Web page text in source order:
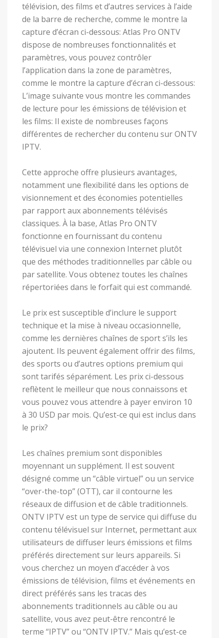
télévision, des films et d’autres services à l’aide
de la barre de recherche, comme le montre la
capture d’écran ci-dessous: Atlas Pro ONTV
dispose de nombreuses fonctionnalités et
paramètres, vous pouvez contrôler
l’application dans la zone de paramètres,
comme le montre la capture d’écran ci-dessous:
L’image suivante vous montre les commandes
de lecture pour les émissions de télévision et
les films: Il existe de nombreuses façons
différentes de rechercher du contenu sur ONTV
IPTV.
Cette approche offre plusieurs avantages,
notamment une flexibilité dans les options de
visionnement et des économies potentielles
par rapport aux abonnements télévisés
classiques. À la base, Atlas Pro ONTV
fonctionne en fournissant du contenu
télévisuel via une connexion Internet plutôt
que des méthodes traditionnelles par câble ou
par satellite. Vous obtenez toutes les chaînes
répertoriées dans le forfait qui est commandé.
Le prix est susceptible d’inclure le support
technique et la mise à niveau occasionnelle,
comme les dernières chaînes de sport s’ils les
ajoutent. Ils peuvent également offrir des films,
des sports ou d’autres options premium qui
sont tarifés séparément. Les prix ci-dessous
reflètent le meilleur que nous connaissons et
vous pouvez vous attendre à payer environ 10
à 30 USD par mois. Qu’est-ce qui est inclus dans
le prix?
Les chaînes premium sont disponibles
moyennant un supplément. Il est souvent
désigné comme un “câble virtuel” ou un service
“over-the-top” (OTT), car il contourne les
réseaux de diffusion et de câble traditionnels.
ONTV IPTV est un type de service qui diffuse du
contenu télévisuel sur Internet, permettant aux
utilisateurs de diffuser leurs émissions et films
préférés directement sur leurs appareils. Si
vous cherchez un moyen d’accéder à vos
émissions de télévision, films et événements en
direct préférés sans les tracas des
abonnements traditionnels au câble ou au
satellite, vous avez peut-être rencontré le
terme “IPTV” ou “ONTV IPTV.” Mais qu’est-ce